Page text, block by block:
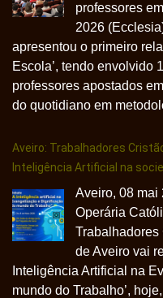
professores
2026
apresentou o primeiro
Escola’, tendo envolvido
professores apostados
do quotidiano em
Aveiro: Trabalhadores
Inteligência Artificial na
Aveiro, 08 mai
Operária
Trabalhadores
de Aveiro vai
Inteligência Artificial na
mundo do Trabalho’,